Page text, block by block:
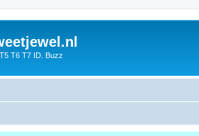
T6 T7 ID. Buzz